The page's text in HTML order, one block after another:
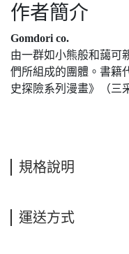
作者簡介
Gomdori co.
由一群如小熊般和藹可
們所組成的團體。書籍
史探險系列漫畫》（三
規格說明
運送方式